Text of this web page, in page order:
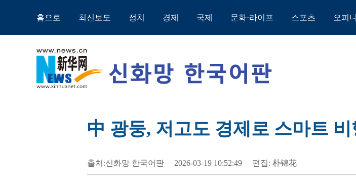
홈으로 최신보도 정치 경제 국제 문화·라이프 스포츠 오피
中 광둥, 저고도 경제로 스마트
출처:신화망 한국어판 2026-03-19 10:52:49 편집: 朴锦花